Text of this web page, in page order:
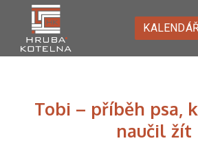
Tobi – příběh psa,
naučil žít